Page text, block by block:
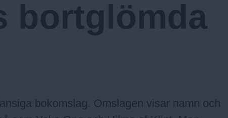
bortglömda
bokomslag. Omslagen visar namn och